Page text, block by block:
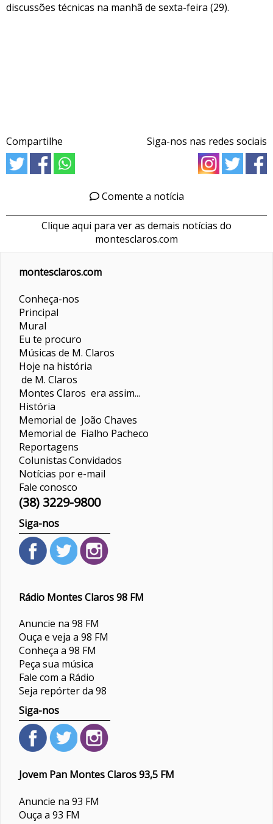
discussões técnicas na manhã de sexta-feira (29).
Compartilhe Siga-nos nas redes sociais
Comente a notícia
Clique aqui para ver as demais notícias do
montesclaros.com
montesclaros.com
Conheça-nos
Principal
Mural
Eu te procuro
Músicas de M. Claros
Hoje na história
de M. Claros
Montes Claros era assim...
História
Memorial de João Chaves
Memorial de Fialho Pacheco
Reportagens
ColunistasConvidados
Notícias por e-mail
Fale conosco
(38) 3229-9800
Siga-nos
Rádio Montes Claros 98 FM
Anuncie na 98 FM
Ouça e veja a 98 FM
Conheça a 98 FM
Peça sua música
Fale com a Rádio
Seja repórter da 98
Siga-nos
Jovem Pan Montes Claros 93,5 FM
Anuncie na 93 FM
Ouça a 93 FM